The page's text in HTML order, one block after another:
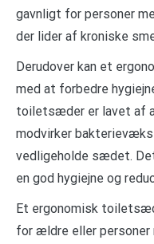
gavnligt for personer
der lider af kroniske
Derudover kan et
med at forbedre
toiletsæder er lavet af
modvirker
vedligeholde sædet.
en god hygiejne og
Et ergonomisk
for ældre eller